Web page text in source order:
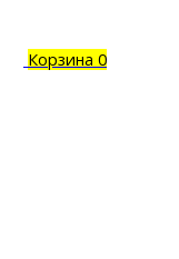
Корзина 0